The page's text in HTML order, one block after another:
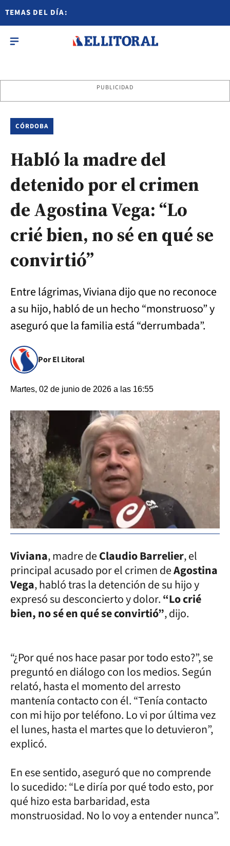
TEMAS DEL DÍA:
PUBLICIDAD
CÓRDOBA
Habló la madre del
detenido por el crimen
de Agostina Vega: “Lo
crié bien, no sé en qué se
convirtió”
Entre lágrimas, Viviana dijo que no reconoce
a su hijo, habló de un hecho “monstruoso” y
aseguró que la familia está “derrumbada”.
Por El Litoral
Martes, 02 de junio de 2026 a las 16:55
Viviana, madre deClaudio Barrelier, el
principal acusado por el crimen deAgostina
Vega, habló tras la detención de su hijo y
expresó su desconcierto y dolor.“Lo crié
bien, no sé en qué se convirtió”, dijo.
“¿Por qué nos hace pasar por todo esto?”, se
preguntó en diálogo con los medios. Según
relató, hasta el momento del arresto
mantenía contacto con él. “Tenía contacto
con mi hijo por teléfono. Lo vi por última vez
el lunes, hasta el martes que lo detuvieron”,
explicó.
En ese sentido, aseguró que no comprende
lo sucedido: “Le diría por qué todo esto, por
qué hizo esta barbaridad, esta
monstruosidad. No lo voy a entender nunca”.